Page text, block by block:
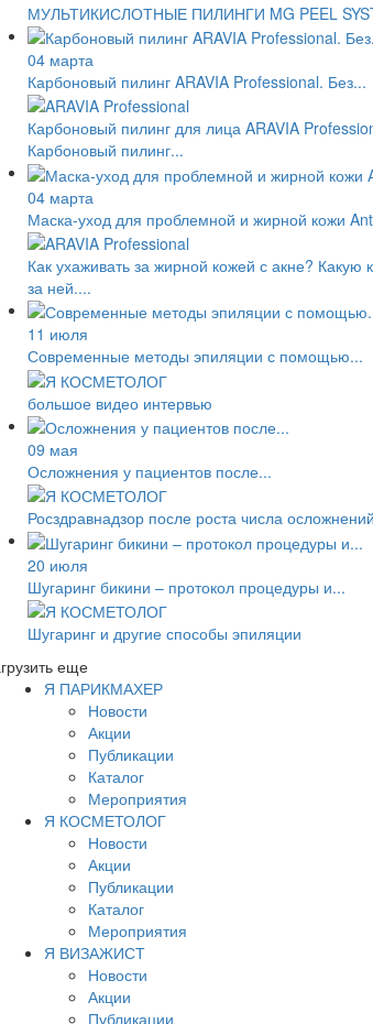
МУЛЬТИКИСЛОТНЫЕ ПИЛИНГИ MG PEEL
04 марта
Карбоновый пилинг ARAVIA Professional. Без...
Карбоновый пилинг для лица ARAVIA
Карбоновый пилинг...
04 марта
Маска-уход для проблемной и жирной кожи
Как ухаживать за жирной кожей с акне?
за ней....
11 июля
Современные методы эпиляции с помощью...
большое видео интервью
09 мая
Осложнения у пациентов после...
Росздравнадзор после роста числа
20 июля
Шугаринг бикини – протокол процедуры и...
Шугаринг и другие способы эпиляции
еще
Я ПАРИКМАХЕР
Новости
Акции
Публикации
Каталог
Мероприятия
Я КОСМЕТОЛОГ
Новости
Акции
Публикации
Каталог
Мероприятия
Я ВИЗАЖИСТ
Новости
Акции
Публикации